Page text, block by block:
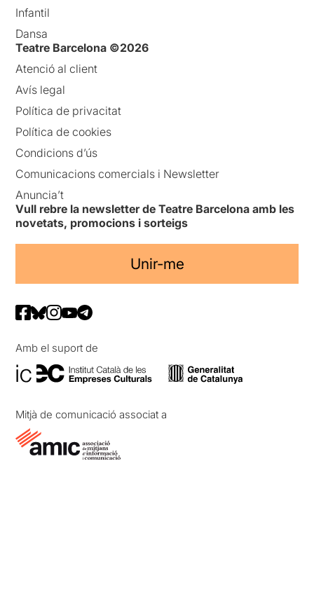
Infantil
Dansa
Teatre Barcelona ©2026
Atenció al client
Avís legal
Política de privacitat
Política de cookies
Condicions d’ús
Comunicacions comercials i Newsletter
Anuncia’t
Vull rebre la newsletter de Teatre Barcelona amb les
novetats, promocions i sorteigs
Unir-me
Amb el suport de
Mitjà de comunicació associat a